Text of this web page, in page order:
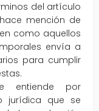
del artículo
mención de
como aquellos
envía a
para cumplir
entiende por
jurídica que se